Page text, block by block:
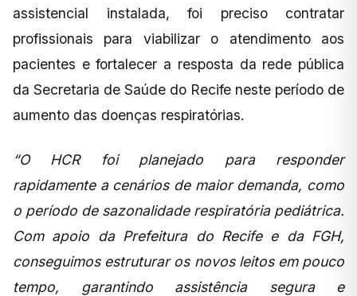
assistencial instalada, foi preciso contratar
profissionais para viabilizar o atendimento aos
pacientes e fortalecer a resposta da rede pública
da Secretaria de Saúde do Recife neste período de
aumento das doenças respiratórias.
“O HCR foi planejado para responder
rapidamente a cenários de maior demanda, como
o período de sazonalidade respiratória pediátrica.
Com apoio da Prefeitura do Recife e da FGH,
conseguimos estruturar os novos leitos em pouco
tempo, garantindo assistência segura e